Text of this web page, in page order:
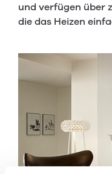
und verfügen über
die das Heizen